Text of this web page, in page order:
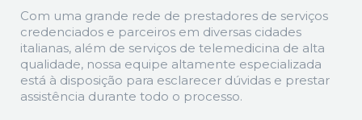
Com uma grande rede de prestadores de serviços
credenciados e parceiros em diversas cidades
italianas, além de serviços de telemedicina de alta
qualidade, nossa equipe altamente especializada
está à disposição para esclarecer dúvidas e prestar
assistência durante todo o processo.